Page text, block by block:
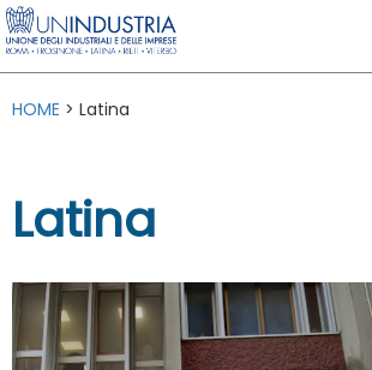
HOME > Latina
Latina